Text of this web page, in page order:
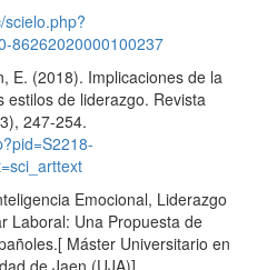
86262020000100237
E. (2018). Implicaciones de la
estilos de liderazgo. Revista
247-254.
Emocional, Liderazgo
Laboral: Una Propuesta de
Máster Universitario en